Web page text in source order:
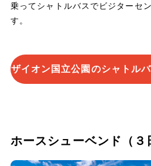
乗ってシャトルバスでビジターセ
す。
ザイオン国立公園のシャトル
ホースシューベンド（３